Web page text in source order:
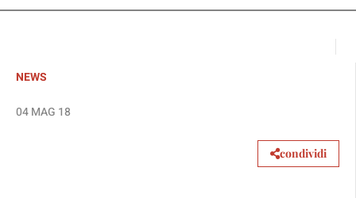
NEWS
04 MAG 18
condividi